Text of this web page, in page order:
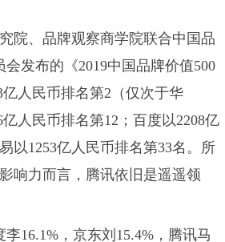
院、品牌观察商学院联合中国品
会发布的《2019中国品牌价值500
亿人民币排名第2（仅次于华
人民币排名第12；百度以2208亿
以1253亿人民币排名第33名。所
响力而言，腾讯依旧是遥遥领